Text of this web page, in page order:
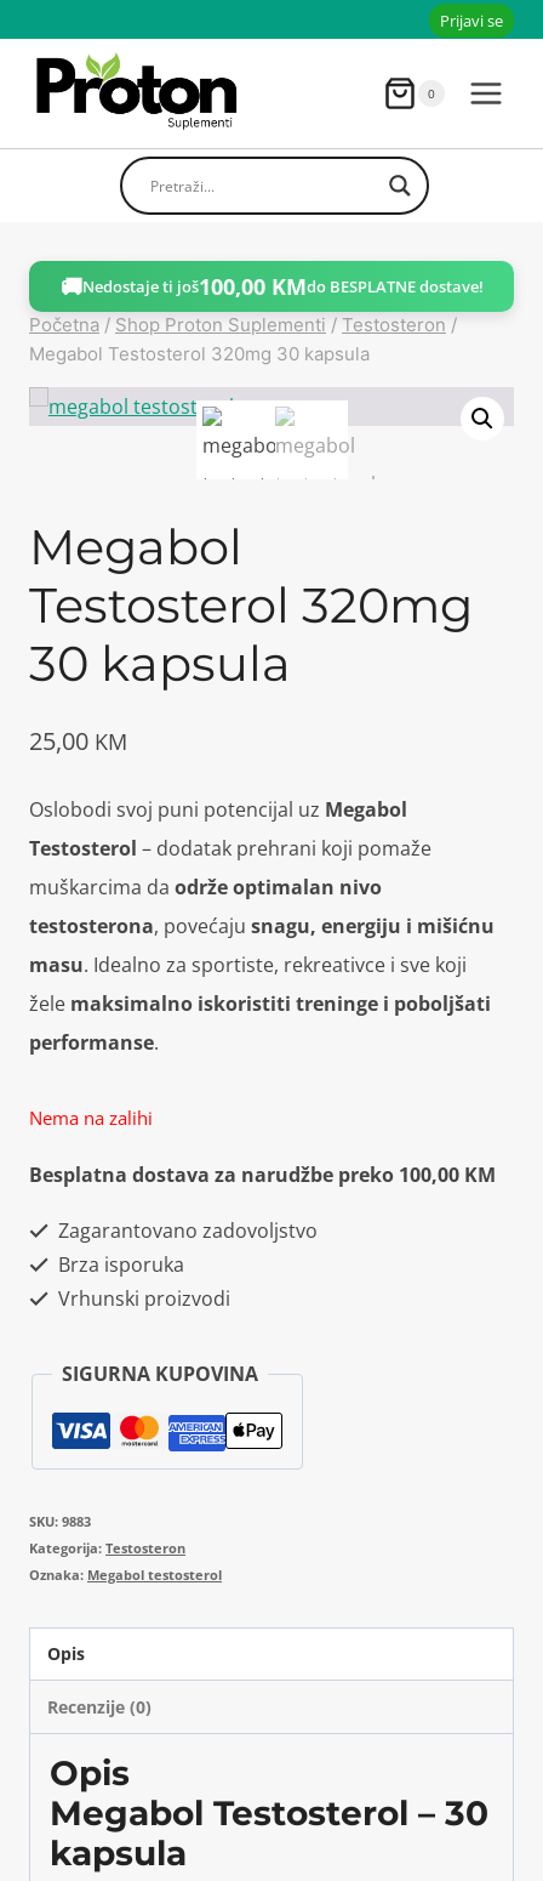
sadržaja
Prijavi se
0
🚚Nedostaje ti još100,00 KMdo BESPLATNE dostave!
Početna / Shop Proton Suplementi / Testosteron /
Megabol Testosterol 320mg 30 kapsula
Megabol
Testosterol 320mg
30 kapsula
25,00 KM
Oslobodi svoj puni potencijal uz Megabol
Testosterol – dodatak prehrani koji pomaže
muškarcima da održe optimalan nivo
testosterona, povećaju snagu, energiju i mišićnu
masu. Idealno za sportiste, rekreativce i sve koji
žele maksimalno iskoristiti treninge i poboljšati
performanse.
Nema na zalihi
Besplatna dostava za narudžbe preko 100,00 KM
Zagarantovano zadovoljstvo
Brza isporuka
Vrhunski proizvodi
SIGURNA KUPOVINA
SKU: 9883
Kategorija: Testosteron
Oznaka: Megabol testosterol
Opis
Recenzije (0)
Opis
Megabol Testosterol – 30
kapsula